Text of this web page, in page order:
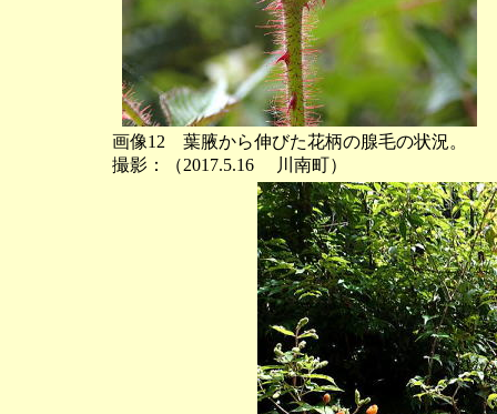
画像12 葉腋から伸びた花柄の腺毛の状況。
撮影：（2017.5.16 川南町）